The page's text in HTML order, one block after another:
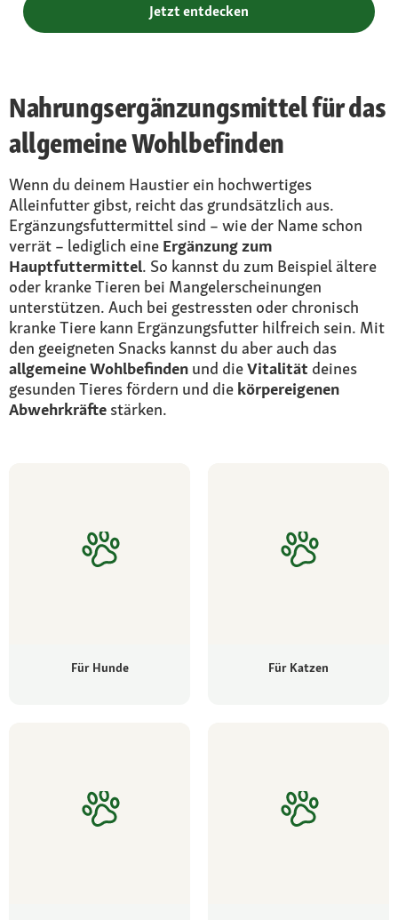
Jetzt entdecken
Nahrungsergänzungsmittel für das
allgemeine Wohlbefinden
Wenn du deinem Haustier ein hochwertiges
Alleinfutter gibst, reicht das grundsätzlich aus.
Ergänzungsfuttermittel sind – wie der Name schon
verrät – lediglich eine Ergänzung zum
Hauptfuttermittel. So kannst du zum Beispiel ältere
oder kranke Tieren bei Mangelerscheinungen
unterstützen. Auch bei gestressten oder chronisch
kranke Tiere kann Ergänzungsfutter hilfreich sein. Mit
den geeigneten Snacks kannst du aber auch das
allgemeine Wohlbefinden und dieVitalität deines
gesunden Tieres fördern und die körpereigenen
Abwehrkräfte stärken.
Für Hunde Für Katzen